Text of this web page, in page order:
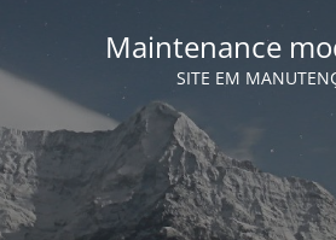
Maintenance
SITE EM